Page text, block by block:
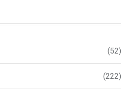
(52)
(222)